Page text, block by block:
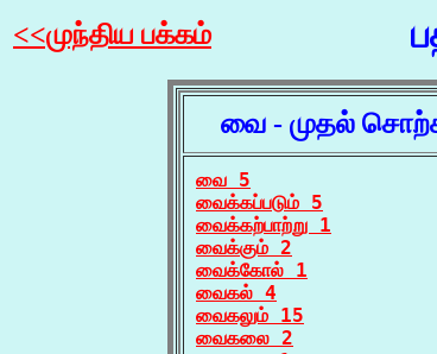
<<முந்திய பக்கம்
வை - முதல்
வை 5
வைக்கப்படும் 5
வைக்கற்பாற்று 1
வைக்கும் 2
வைக்கோல் 1
வைகல் 4
வைகலும் 15
வைகலை 2